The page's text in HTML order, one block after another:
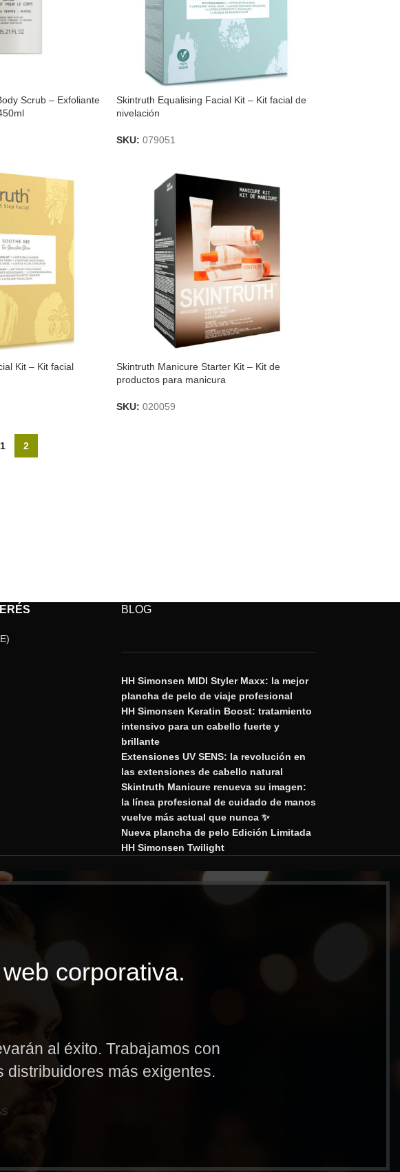
Scrub – Exfoliante
Skintruth Equalising Facial Kit – Kit facial de
nivelación
SKU:079051
Kit – Kit facial
Skintruth Manicure Starter Kit – Kit de
productos para manicura
SKU:020059
1 2
BLOG
HH Simonsen MIDI Styler Maxx: la mejor
plancha de pelo de viaje profesional
HH Simonsen Keratin Boost: tratamiento
intensivo para un cabello fuerte y
brillante
Extensiones UV SENS: la revolución en
las extensiones de cabello natural
Skintruth Manicure renueva su imagen:
la línea profesional de cuidado de manos
vuelve más actual que nunca ✨
Nueva plancha de pelo Edición Limitada
HH Simonsen Twilight
corporativa.
al éxito. Trabajamos con
más exigentes.